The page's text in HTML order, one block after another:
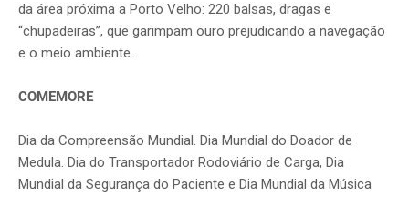
da área próxima a Porto Velho: 220 balsas, dragas e
“chupadeiras”, que garimpam ouro prejudicando a navegação
e o meio ambiente.
COMEMORE
Dia da Compreensão Mundial. Dia Mundial do Doador de
Medula. Dia do Transportador Rodoviário de Carga, Dia
Mundial da Segurança do Paciente e Dia Mundial da Música